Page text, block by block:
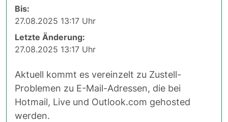
Bis:
27.08.2025 13:17 Uhr
Letzte Änderung:
27.08.2025 13:17 Uhr
Aktuell kommt es vereinzelt zu Zustell-
Problemen zu E-Mail-Adressen, die bei
Hotmail, Live und Outlook.com gehosted
werden.